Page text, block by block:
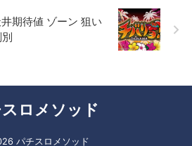
期待値 ゾーン 狙い
ロメソッド
パチスロメソッド